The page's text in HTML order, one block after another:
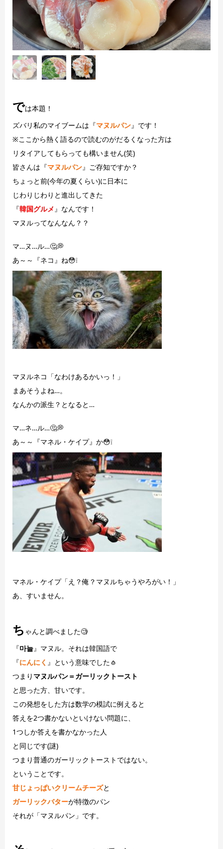
では本題！
ズバリ私のマイブームは『マヌルパン』です！
※ここから熱く語るので読むのがだるくなった方は
リタイアしてもらっても構いません(笑)
皆さんは『マヌルパン』ご存知ですか？
ちょっと前(今年の夏くらい)に日本に
じわりじわりと進出してきた
『韓国グルメ』なんです！
マヌルってなんなん？？
マ…ヌ…ル…🤔💭
あ～～『ネコ』ね😳❕
マヌルネコ「なわけあるかいっ！」
まあそうよね…。
なんかの派生？となると…
マ…ネ…ル…🤔💭
あ～～『マネル・ケイプ』か😳❕
マネル・ケイプ「え？俺？マヌルちゃうやろがい！」
あ、すいません。
ち ゃんと調べました🧐
『마늘』マヌル。それは韓国語で
『にんにく 』という意味でした🧄
つまり マヌルパン＝ガーリックトースト
と思った方、甘いです。
この発想をした方は数学の模試に例えると
答えを2つ書かないといけない問題に、
1つしか答えを書かなかった人
と同じです(謎)
つまり普通のガーリックトーストではない。
ということです。
甘じょっぱいクリームチーズと
ガーリックバターが特徴のパン
それが「マヌルパン」です。